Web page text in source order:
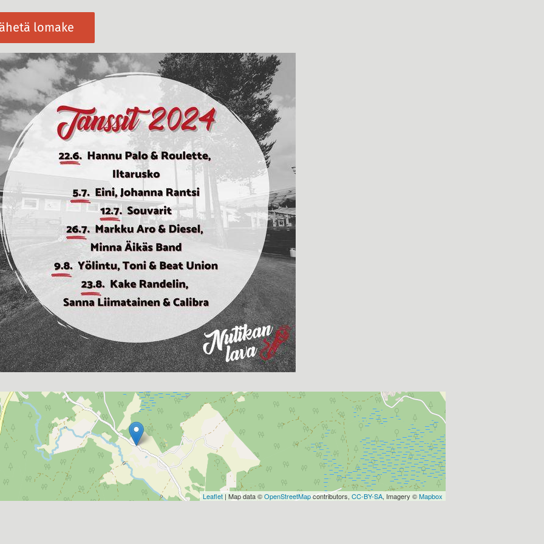
lomake
Leaflet | Map data ©OpenStreetMapcontributors, CC-BY-SA, Imagery ©Mapbox